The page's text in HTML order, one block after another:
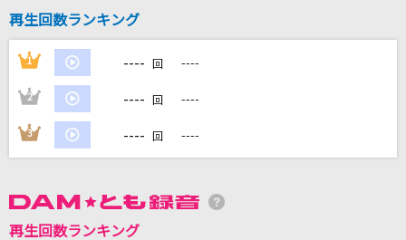
SEKAI NO OWARI(世界の終わり)
カラオケ最新情報をチェック！
再生回数ランキング
1 ---- 回 ----
2 ---- 回 ----
3 ---- 回 ----
再生回数ランキング